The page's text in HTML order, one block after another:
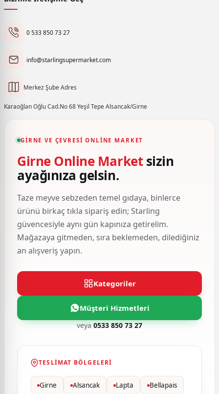
0 533 850 73 27
info@starlingsupermarket.com
Merkez Şube Adres
Karaoğlan Oğlu Cad.No 68 Yeşil Tepe Alsancak/Girne
GIRNE VE ÇEVRESI ONLINE MARKET
Girne Online Marketsizin
ayağınıza gelsin.
Taze meyve sebzeden temel gıdaya, binlerce
ürünü birkaç tıkla sipariş edin; Starling
güvencesiyle aynı gün kapınıza getirelim.
Mağazaya gitmeden, sıra beklemeden, dilediğiniz
an alışveriş yapın.
Kategoriler
Müşteri Hizmetleri
veya0533 850 73 27
TESLIMAT BÖLGELERI
Girne Alsancak Lapta Bellapais